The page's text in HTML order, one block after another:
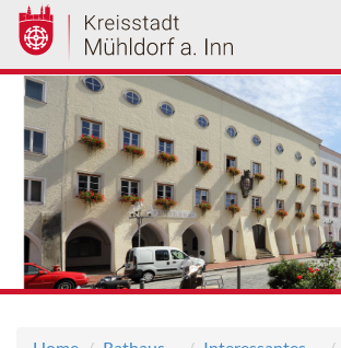
Direkt
zum
Inhalt